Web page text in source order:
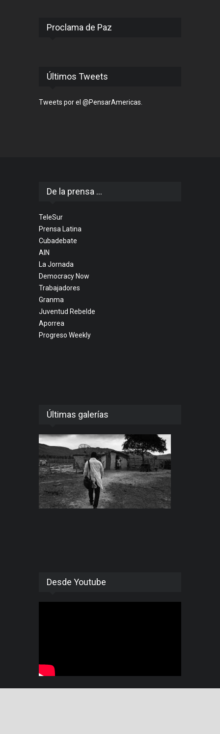
Proclama de Paz
Últimos Tweets
Tweets por el @PensarAmericas.
De la prensa ...
TeleSur
Prensa Latina
Cubadebate
AIN
La Jornada
Democracy Now
Trabajadores
Granma
Juventud Rebelde
Aporrea
Progreso Weekly
Últimas galerías
Desde Youtube